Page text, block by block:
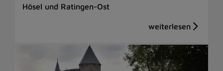
Hösel und Ratingen-Ost